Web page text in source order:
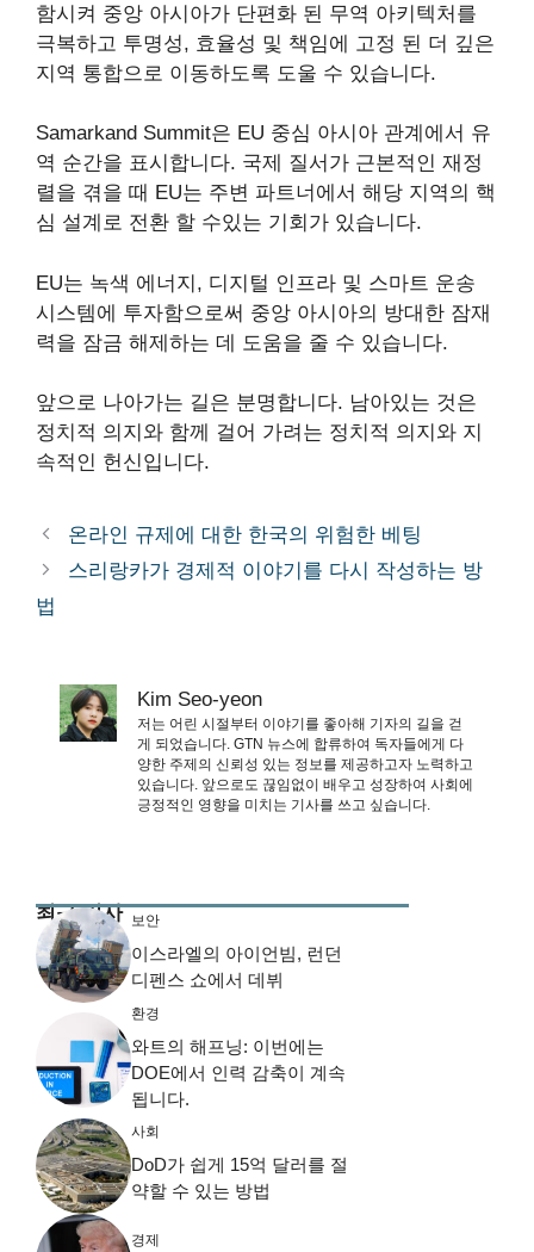
함시켜 중앙 아시아가 단편화 된 무역 아키텍처를
극복하고 투명성, 효율성 및 책임에 고정 된 더 깊은
지역 통합으로 이동하도록 도울 수 있습니다.
Samarkand Summit은 EU 중심 아시아 관계에서 유
역 순간을 표시합니다. 국제 질서가 근본적인 재정
렬을 겪을 때 EU는 주변 파트너에서 해당 지역의 핵
심 설계로 전환 할 수있는 기회가 있습니다.
EU는 녹색 에너지, 디지털 인프라 및 스마트 운송
시스템에 투자함으로써 중앙 아시아의 방대한 잠재
력을 잠금 해제하는 데 도움을 줄 수 있습니다.
앞으로 나아가는 길은 분명합니다. 남아있는 것은
정치적 의지와 함께 걸어 가려는 정치적 의지와 지
속적인 헌신입니다.
온라인 규제에 대한 한국의 위험한 베팅
스리랑카가 경제적 이야기를 다시 작성하는 방
법
Kim Seo-yeon
저는 어린 시절부터 이야기를 좋아해 기자의 길을 걷
게 되었습니다. GTN 뉴스에 합류하여 독자들에게 다
양한 주제의 신뢰성 있는 정보를 제공하고자 노력하고
있습니다. 앞으로도 끊임없이 배우고 성장하여 사회에
긍정적인 영향을 미치는 기사를 쓰고 싶습니다.
최근 기사 보안
이스라엘의 아이언빔, 런던
디펜스 쇼에서 데뷔
환경
와트의 해프닝: 이번에는
DOE에서 인력 감축이 계속
됩니다.
사회
DoD가 쉽게 15억 달러를 절
약할 수 있는 방법
경제